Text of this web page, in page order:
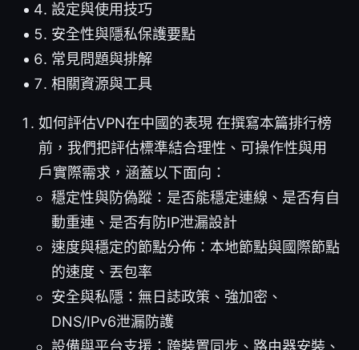
設定與使用技巧
安全性與隱私保護要點
常見問題與排解
相關資源與工具
如何評估VPN在中國的表現 在撰寫本篇排行榜
前，我們把評估標準結合理性、可操作性與用
戶實際需求，涵蓋以下面向：
穩定性與防偽蹤：是否能穩定連線、是否有自
動重連、是否有防IP泄漏設計
速度與穩定的節點分佈：本地節點與國際節點
的速度、丟包率
安全與私隱：無日誌政策、強加密、
DNS/IPv6泄漏防護